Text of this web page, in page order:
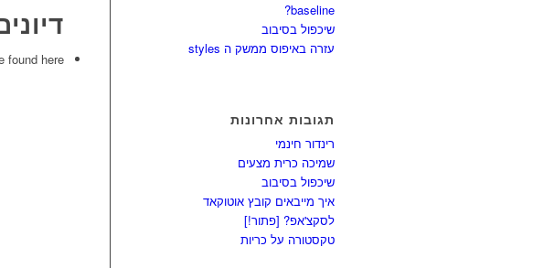
found here.
baseline?
שיכפול בסיבוב
עזרה באיפוס ממשק ה styles
תגובות אחרונות
רינדור חינמי
שמיכה כרית מצעים
שיכפול בסיבוב
איך מייבאים קובץ אוטוקאד
לסקצ'אפ? [פתור!]
טקסטורה על כריות